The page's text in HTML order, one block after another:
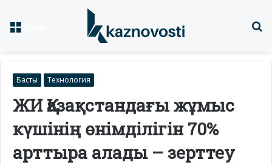
Басты Технология
ЖИ Қазақстандағы жұмыс
күшінің өнімділігін 70%
арттыра алады – зерттеу